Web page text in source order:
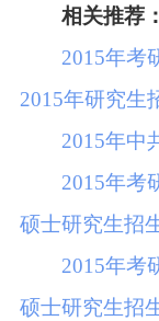
相关推荐：
2015年考
2015年研究生
2015年中
2015年考
硕士研究生招
2015年考
硕士研究生招